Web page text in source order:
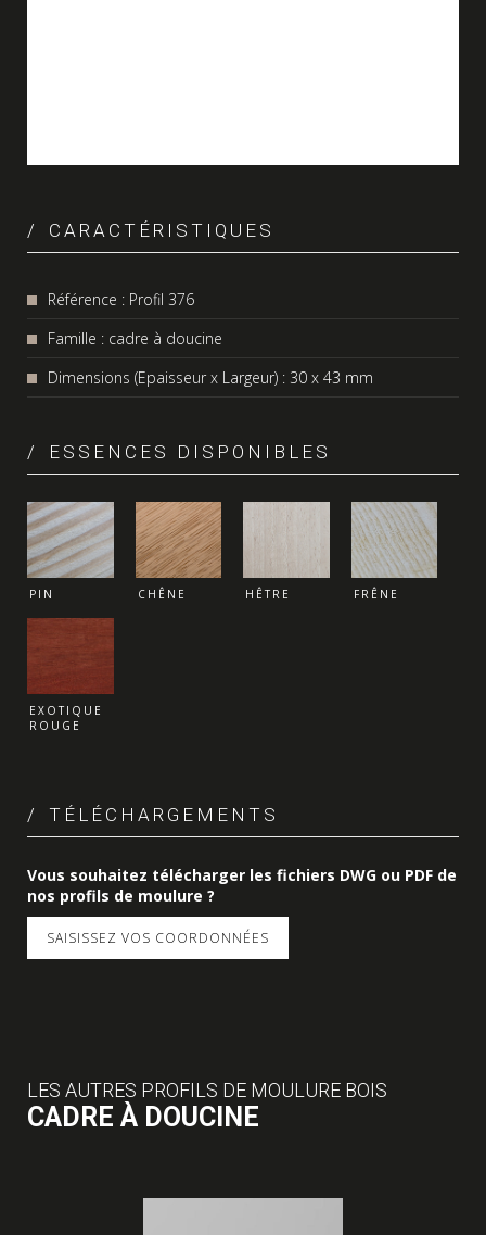
CARACTÉRISTIQUES
Référence : Profil 376
Famille : cadre à doucine
Dimensions (Epaisseur x Largeur) : 30 x 43 mm
ESSENCES DISPONIBLES
PIN CHÊNE HÊTRE FRÊNE
EXOTIQUE
ROUGE
TÉLÉCHARGEMENTS
Vous souhaitez télécharger les fichiers DWG ou PDF de
nos profils de moulure ?
SAISISSEZ VOS COORDONNÉES
LES AUTRES PROFILS DE MOULURE BOIS
CADRE À DOUCINE